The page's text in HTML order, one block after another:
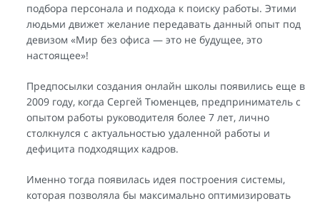
подбора персонала и подхода к поиску работы. Этими
людьми движет желание передавать данный опыт под
девизом «Мир без офиса — это не будущее, это
настоящее»!
Предпосылки создания онлайн школы появились еще в
2009 году, когда Сергей Тюменцев, предприниматель с
опытом работы руководителя более 7 лет, лично
столкнулся с актуальностью удаленной работы и
дефицита подходящих кадров.
Именно тогда появилась идея построения системы,
которая позволяла бы максимально оптимизировать